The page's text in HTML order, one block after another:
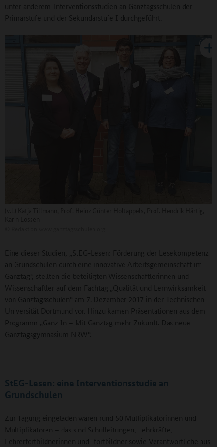
unter anderem Interventionsstudien an Ganztagsschulen der
Primarstufe und der Sekundarstufe I durchgeführt.
Eine dieser Studien, „StEG-Lesen: Förderung der Lesekompetenz
an Grundschulen durch eine innovative Arbeitsgemeinschaft im
Ganztag“, stellten die beteiligten Wissenschaftlerinnen und
Wissenschaftler auf dem Fachtag „Qualität und Lernwirksamkeit
von Ganztagsschulen“ am 7. Dezember 2017 in der Technischen
Universität Dortmund vor. Hinzu kamen Präsentationen aus dem
Programm „Ganz In – Mit Ganztag mehr Zukunft. Das neue
Ganztagsgymnasium NRW“.
StEG-Lesen: eine Interventionsstudie an
Grundschulen
Zur Tagung eingeladen waren rund 50 Multiplikatorinnen und
Multiplikatoren – das sind Schulleitungen, Lehrkräfte,
Lehrerfortbildnerinnen und -fortbildner sowie Verantwortliche aus